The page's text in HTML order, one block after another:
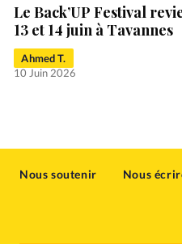
Le Back’UP Festival
13 et 14 juin à Tavannes
Ahmed T.
10 Juin 2026
Nous soutenir Nous